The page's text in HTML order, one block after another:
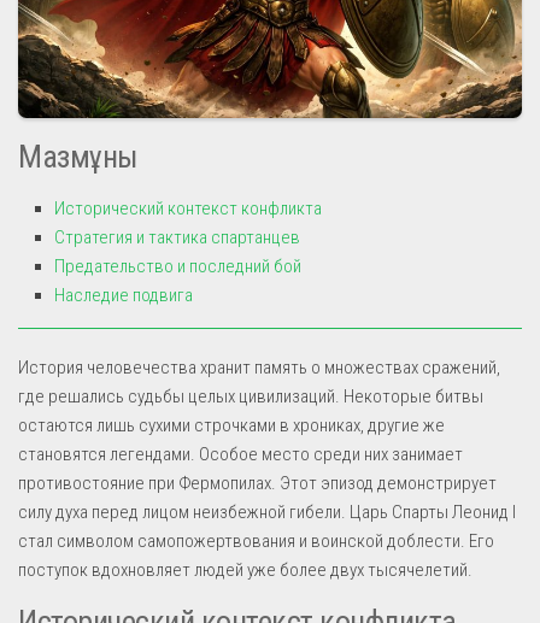
Мазмұны
Исторический контекст конфликта
Стратегия и тактика спартанцев
Предательство и последний бой
Наследие подвига
История человечества хранит память о множествах сражений,
где решались судьбы целых цивилизаций. Некоторые битвы
остаются лишь сухими строчками в хрониках, другие же
становятся легендами. Особое место среди них занимает
противостояние при Фермопилах. Этот эпизод демонстрирует
силу духа перед лицом неизбежной гибели. Царь Спарты Леонид I
стал символом самопожертвования и воинской доблести. Его
поступок вдохновляет людей уже более двух тысячелетий.